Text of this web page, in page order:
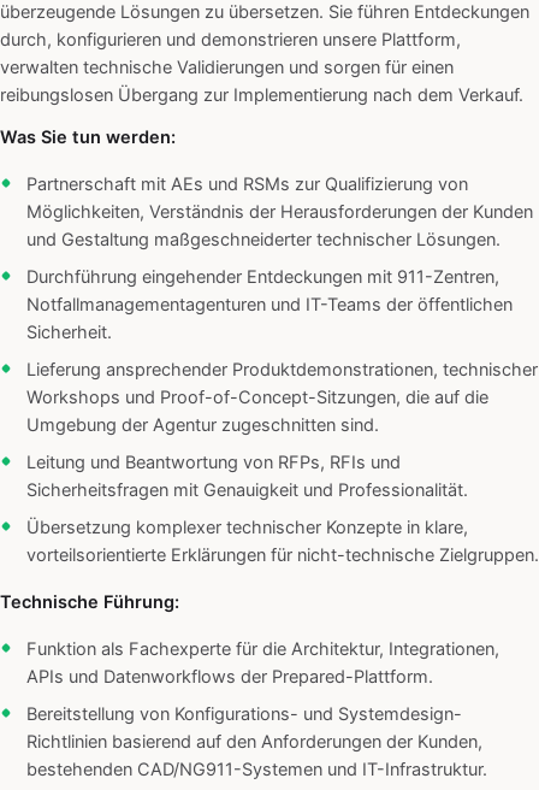
überzeugende Lösungen zu übersetzen. Sie führen Entdeckungen
durch, konfigurieren und demonstrieren unsere Plattform,
verwalten technische Validierungen und sorgen für einen
reibungslosen Übergang zur Implementierung nach dem Verkauf.
Was Sie tun werden:
Partnerschaft mit AEs und RSMs zur Qualifizierung von
Möglichkeiten, Verständnis der Herausforderungen der Kunden
und Gestaltung maßgeschneiderter technischer Lösungen.
Durchführung eingehender Entdeckungen mit 911-Zentren,
Notfallmanagementagenturen und IT-Teams der öffentlichen
Sicherheit.
Lieferung ansprechender Produktdemonstrationen, technischer
Workshops und Proof-of-Concept-Sitzungen, die auf die
Umgebung der Agentur zugeschnitten sind.
Leitung und Beantwortung von RFPs, RFIs und
Sicherheitsfragen mit Genauigkeit und Professionalität.
Übersetzung komplexer technischer Konzepte in klare,
vorteilsorientierte Erklärungen für nicht-technische Zielgruppen.
Technische Führung:
Funktion als Fachexperte für die Architektur, Integrationen,
APIs und Datenworkflows der Prepared-Plattform.
Bereitstellung von Konfigurations- und Systemdesign-
Richtlinien basierend auf den Anforderungen der Kunden,
bestehenden CAD/NG911-Systemen und IT-Infrastruktur.